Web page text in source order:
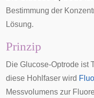
Bestimmung der
Lösung.
Prinzip
Die Glucose-Optrode ist
diese Hohlfaser wird
Messvolumens zur